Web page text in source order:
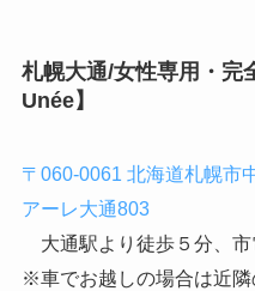
札幌大通/女性専用・完
Unée】
〒060-0061 北海道札幌市
アーレ大通803
大通駅より徒歩５分、市
※車でお越しの場合は近